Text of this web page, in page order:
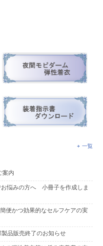
一覧
案内
悩みの方へ 小冊子を作成しま
便かつ効果的なセルフケアの実
品販売終了のお知らせ